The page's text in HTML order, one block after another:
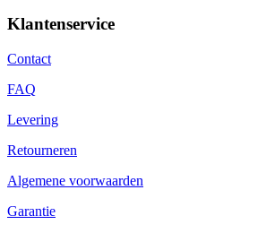
Klantenservice
Contact
FAQ
Levering
Retourneren
Algemene voorwaarden
Garantie